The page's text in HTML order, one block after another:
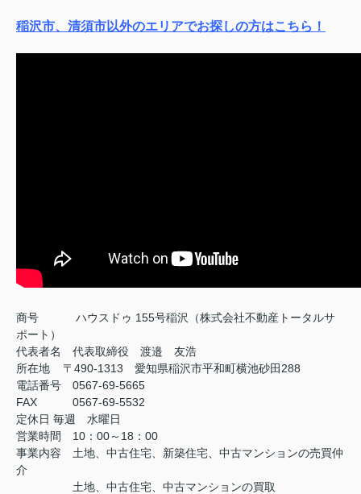
稲沢市、清須市以外のエリアでお探しの方はこちら！
商号
ハウスドゥ 155号稲沢（株式会社不動産トータルサ
ポート）
代表者名 代表取締役 渡邉 友浩
所在地 〒490-1313 愛知県稲沢市平和町横池砂田288
電話番号 0567-69-5665
FAX
0567-69-5532
定休日 毎週 水曜日
営業時間 10：00～18：00
事業内容 土地、中古住宅、新築住宅、中古マンションの売買仲
介
土地、中古住宅、中古マンションの買取